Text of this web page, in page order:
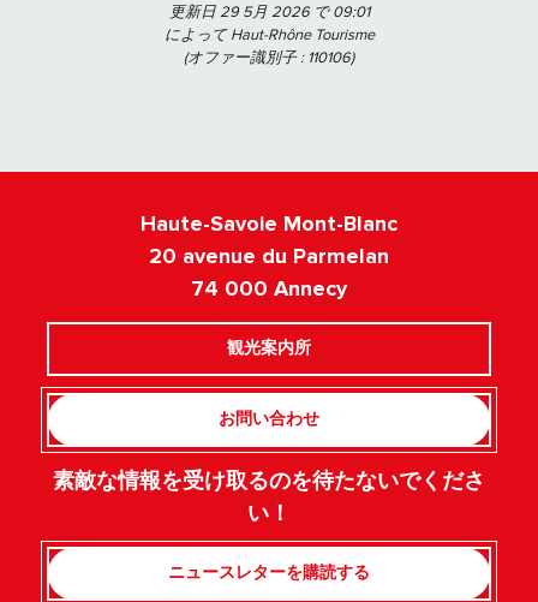
更新日 29 5月 2026 で 09:01
によって Haut-Rhône Tourisme
(オファー識別子 : 110106)
Haute-Savoie Mont-Blanc
20 avenue du Parmelan
74 000 Annecy
観光案内所
お問い合わせ
素敵な情報を受け取るのを待たないでくださ
い！
ニュースレターを購読する